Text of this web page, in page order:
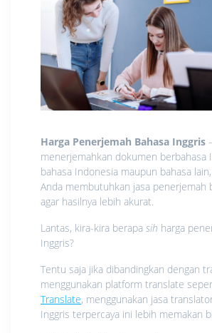
Harga Penerjemah Bahasa Inggris
menerjemahkan dokumen berbahasa
bahasa Indonesia maupun bahasa
Anda membutuhkan jasa penerjemah
agar hasilnya lebih akurat.
Lantas, kira-kira berapa sih harga
Inggris?
Tentu saja jika dibandingkan dengan
menggunakan platform translate
Translate, menggunakan jasa
Inggris terpercaya ini lebih memakan